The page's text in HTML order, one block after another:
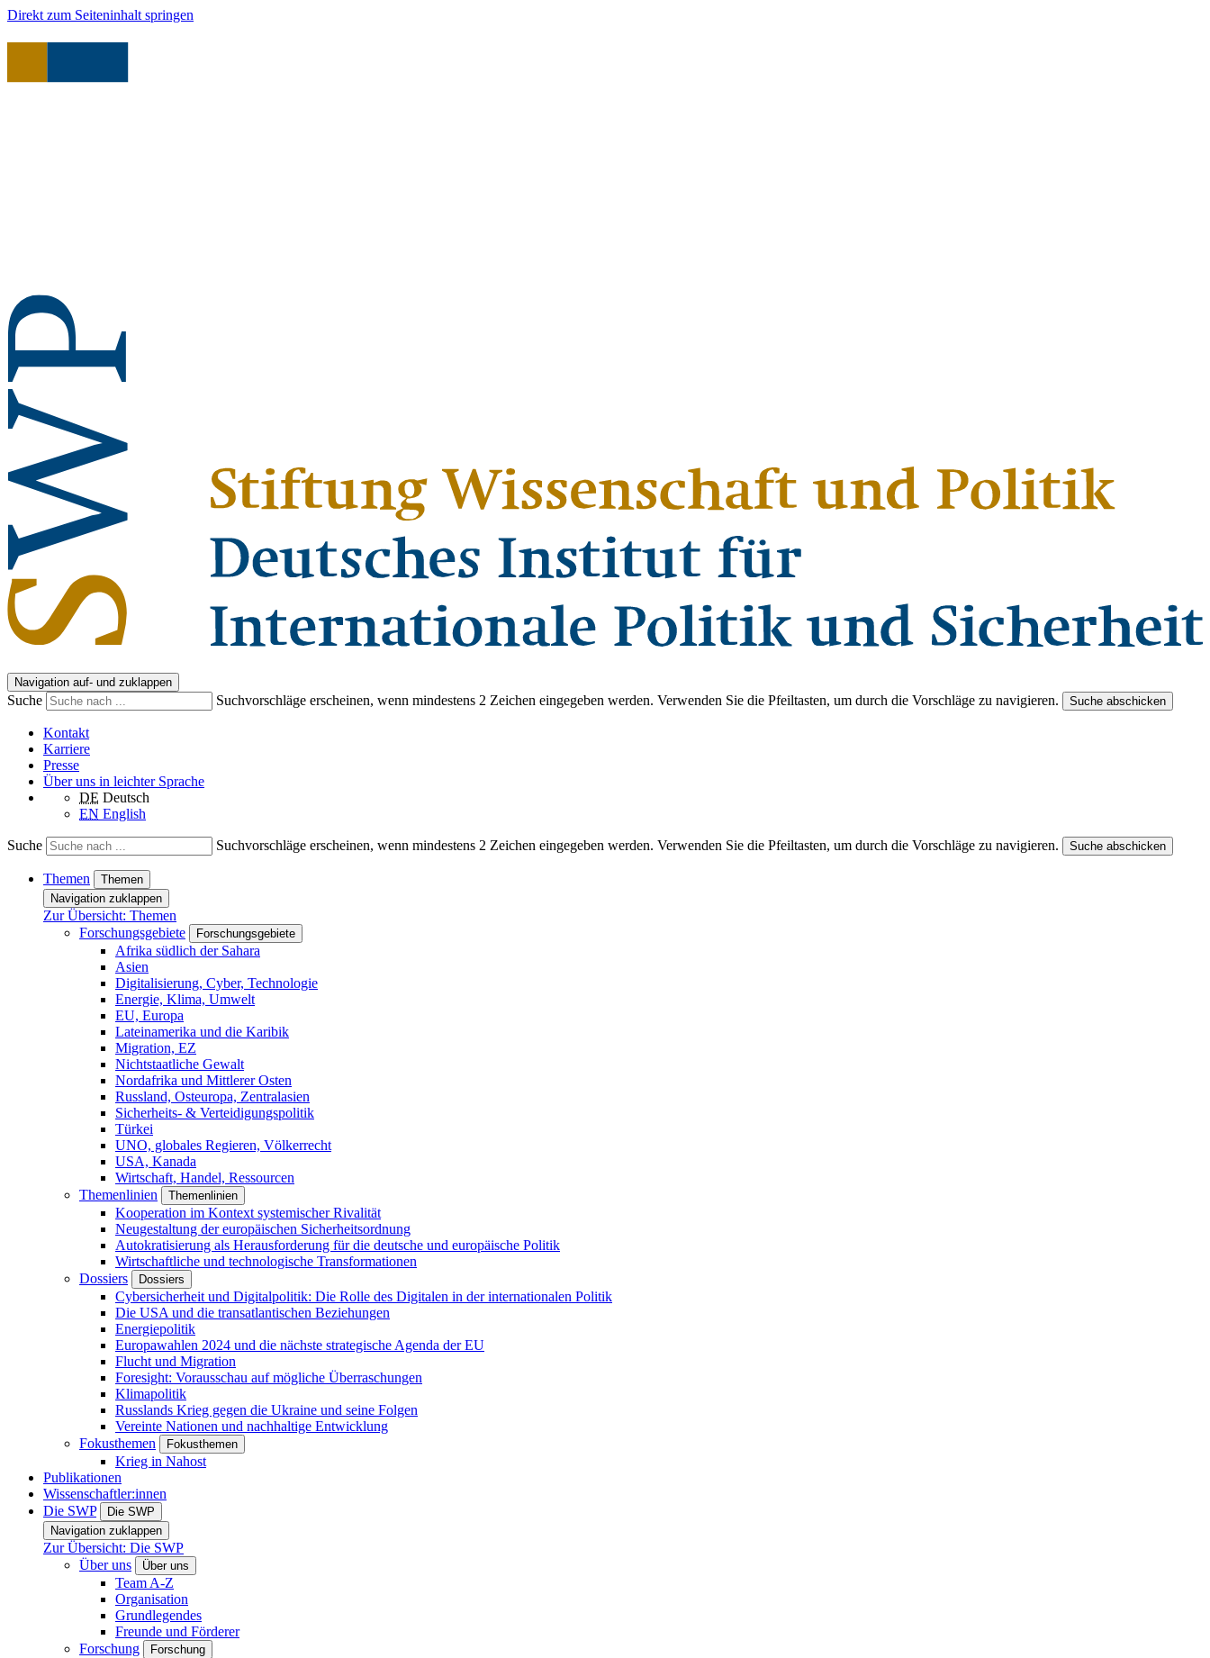
Direkt zum Seiteninhalt springen
Navigation auf- und zuklappen
Suche Suchvorschläge erscheinen, wenn mindestens 2 Zeichen eingegeben werden. Verwenden Sie die Pfeiltasten, um durch die Vorschläge zu navigieren. Suche abschicken
Kontakt
Karriere
Presse
Über uns in leichter Sprache
DE Deutsch
EN English
Suche Suchvorschläge erscheinen, wenn mindestens 2 Zeichen eingegeben werden. Verwenden Sie die Pfeiltasten, um durch die Vorschläge zu navigieren. Suche abschicken
Themen
Themen
Navigation zuklappen
Zur Übersicht: Themen
Forschungsgebiete
Forschungsgebiete
Afrika südlich der Sahara
Asien
Digitalisierung, Cyber, Technologie
Energie, Klima, Umwelt
EU, Europa
Lateinamerika und die Karibik
Migration, EZ
Nichtstaatliche Gewalt
Nordafrika und Mittlerer Osten
Russland, Osteuropa, Zentralasien
Sicherheits- & Verteidigungspolitik
Türkei
UNO, globales Regieren, Völkerrecht
USA, Kanada
Wirtschaft, Handel, Ressourcen
Themenlinien
Themenlinien
Kooperation im Kontext systemischer Rivalität
Neugestaltung der europäischen Sicherheitsordnung
Autokratisierung als Herausforderung für die deutsche und europäische Politik
Wirtschaftliche und technologische Transformationen
Dossiers
Dossiers
Cybersicherheit und Digitalpolitik: Die Rolle des Digitalen in der internationalen Politik
Die USA und die transatlantischen Beziehungen
Energiepolitik
Europawahlen 2024 und die nächste strategische Agenda der EU
Flucht und Migration
Foresight: Vorausschau auf mögliche Überraschungen
Klimapolitik
Russlands Krieg gegen die Ukraine und seine Folgen
Vereinte Nationen und nachhaltige Entwicklung
Fokusthemen
Fokusthemen
Krieg in Nahost
Publikationen
Wissenschaftler:innen
Die SWP
Die SWP
Navigation zuklappen
Zur Übersicht: Die SWP
Über uns
Über uns
Team A-Z
Organisation
Grundlegendes
Freunde und Förderer
Forschung
Forschung